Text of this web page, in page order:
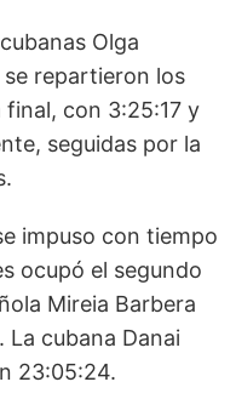
Olga
repartieron los
con 3:25:17 y
seguidas por la
impuso con tiempo
ocupó el segundo
Mireia Barbera
cubana Danai
23:05:24.